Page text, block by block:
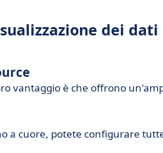
dei dati
vantaggio è che offrono
a cuore, potete configurare